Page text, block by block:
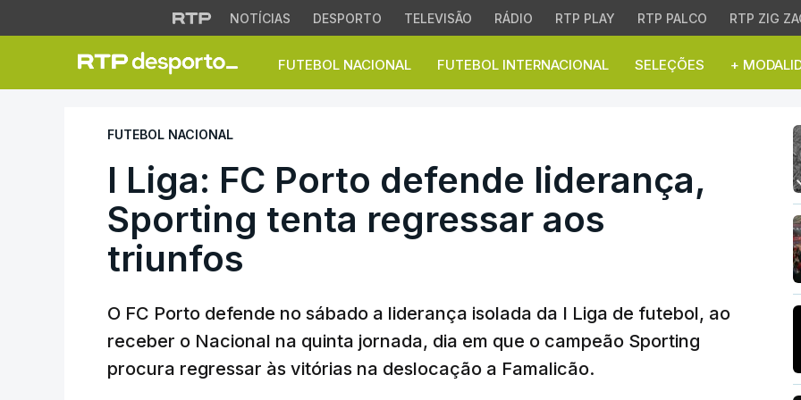
NOTÍCIAS DESPORTO TELEVISÃO RÁDIO RTP PLAY RTP PALCO RTP ZIG
FUTEBOL NACIONAL FUTEBOL INTERNACIONAL SELEÇÕES +
I Liga: FC Porto defende liderança,
FUTEBOL NACIONAL
I Liga: FC Porto defende liderança,
Sporting tenta regressar aos
triunfos
O FC Porto defende no sábado a liderança isolada da I Liga de futebol, ao
receber o Nacional na quinta jornada, dia em que o campeão Sporting
procura regressar às vitórias na deslocação a Famalicão.